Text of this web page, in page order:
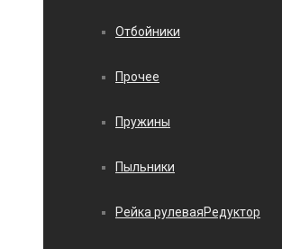
Отбойники
Прочее
Пружины
Пыльники
Рейка рулеваяРедуктор